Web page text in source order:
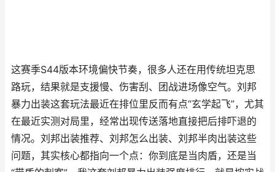
这赛季S44版本环境偏快节奏，很多人还在用传统坦克思
路玩，结果就是支援慢、伤害刮、团战进场像空气。刘邦
暴力出装这套玩法最近在排位里反而有点“玄学起飞”，尤其
在最近实测对局里，经常出现传送落地直接把后排吓退的
情况。刘邦出装推荐、刘邦怎么出装、刘邦半肉出装这些
问题，其实核心都指向一个点：你到底是当肉盾，还是当